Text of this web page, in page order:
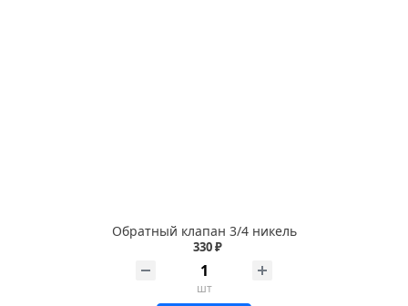
Обратный клапан 3/4 никель
330 ₽
шт